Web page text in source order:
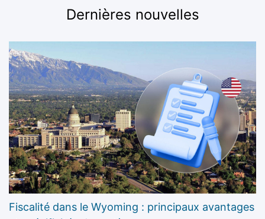
la législation en vigueur dans la juridiction
choisie.
Immigration et visas de travail. Nous aidons
les étrangers à s'installer partout dans le
monde en les conseillant et en les
accompagnant dans le processus d'obtention
d'un visa ou d'un permis de travail.
Fiscalité. Notre équipe de spécialistes fournit
des services fiscaux afin d'aider chaque client
à s'y retrouver dans le processus
d'établissement des déclarations d'impôt sur
le revenu des particuliers et des sociétés.
Administration d'entreprise. Confiez à Crystal
Tax l'administration de votre entreprise, les
Dernières nouvelles
Fiscalité dans le Wyoming : principaux avantages